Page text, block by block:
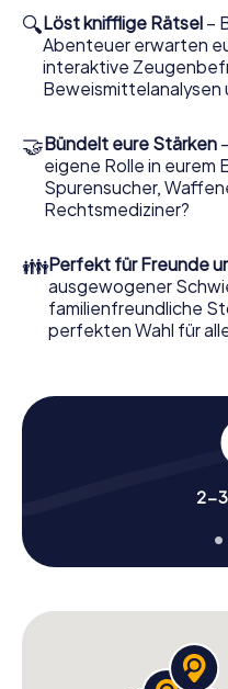
Gerichtsmediziner. Sie
Zusatzaufgaben auf Ihre
jeweiligem Charakter
„Abwechslungsreichtum“
verleihen.
Das Krimispiel in
Nun fehlt Ihnen nur noch
Ermittlungen in Salford
Jetzt starten Sie Ihren
ein – und sind startklar!
Worauf warten Sie noch?
🔍Löst knifflige Rätsel –
Abenteuer erwarten
interaktive
Beweismittelanalysen
🤝Bündelt eure Stärken
eigene Rolle in eurem
Spurensucher,
Rechtsmediziner?
👪Perfekt für Freunde
ausgewogener
familienfreundliche
perfekten Wahl für
2-